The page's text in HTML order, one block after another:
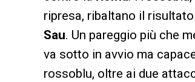
ripresa, ribaltano il
Sau. Un pareggio più che
va sotto in avvio ma
rossoblu, oltre ai due